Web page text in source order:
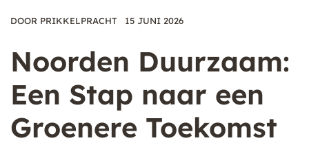
DOOR PRIKKELPRACHT 15 JUNI 2026
Noorden Duurzaam:
Een Stap naar een
Groenere Toekomst